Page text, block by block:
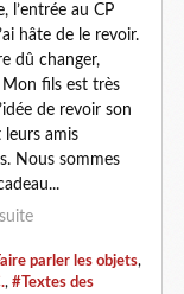
l’entrée au CP
hâte de le revoir.
dû changer,
fils est très
de revoir son
leurs amis
Nous sommes
parler les objets,
, #Textes des